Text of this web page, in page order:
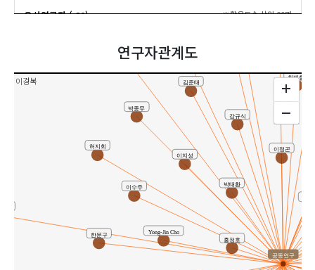
유사연구자 ( 20)
※활용도순 상위 20명
연구자관계도
이경복
강규식
홍정호
김준태
이수주
최재철
한문구
박태환
이정곤
이지성
박종무
허지회
Yong-Jin Cho
Jihoon Kang
공동연구